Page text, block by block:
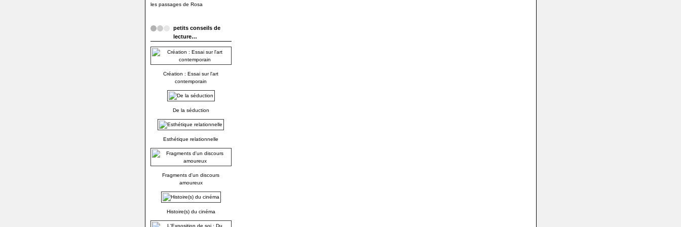
les passages de Rosa
petits conseils de
lecture…
Création : Essai sur l'art
contemporain
De la séduction
Esthétique relationnelle
Fragments d'un discours
amoureux
Histoire(s) du cinéma